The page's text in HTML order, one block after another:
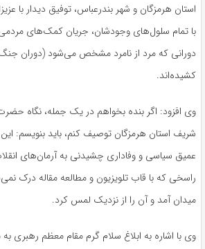
استان هرمزگان و شهر بندرعباس، توفیق دیدار با
با تمام سلول‌های وجودشان، جریان کمک‌های مردمی
دورانی که مرد از نامرد مشخص می‌شود (دوران
کشیده‌اند.
وی افزود: اگر بنده بخواهم در یک جمله، نگاه
شریف استان هرمزگان توصیف کنم، باید بنویسم:
عمیق سیاسی و وفاداری چشیدنی به آرمان‌های
راسخی که با قاب تلویزیون و مطالعه مقاله درک
میدان آمد و آن را از نزدیک لمس کرد.
وی با اشاره به ابلاغ سلام گرم مقام معظم رهبری به